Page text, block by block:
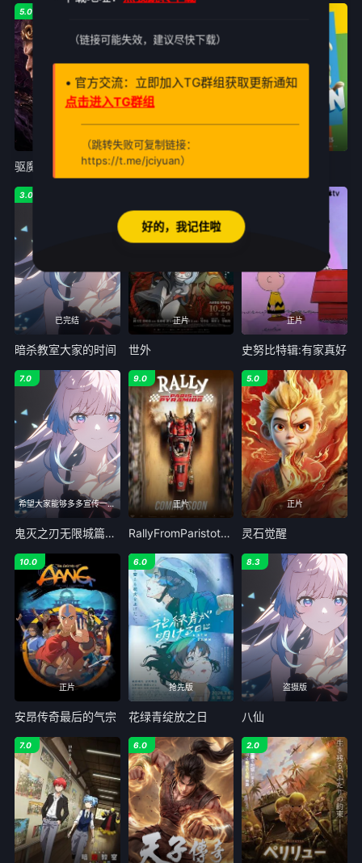
5.0
驱魔录 燃比娃
已完结
3.0
暗杀教室大家的时间
正片
世外
正片
史努比特辑:有家真好
希望大家能够多多宣传一下Lanerc
7.0
鬼灭之刃无限城篇剧场版第一章猗窝座再来
正片
9.0
RallyFromParistothePyramids
正片
5.0
灵石觉醒
正片
10.0
安昂传奇最后的气宗
抢先版
6.0
花绿青绽放之日
盗摄版
8.3
八仙
7.0 6.0 2.0
（链接可能失效，建议尽快下载）
• 官方交流：立即加入TG群组获取更新通知
点击进入TG群组
（跳转失败可复制链接：
https://t.me/jciyuan）
好的，我记住啦